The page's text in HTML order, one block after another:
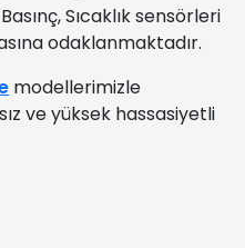
Sıcaklık sensörleri
odaklanmaktadır.
modellerimizle
ve yüksek hassasiyetli